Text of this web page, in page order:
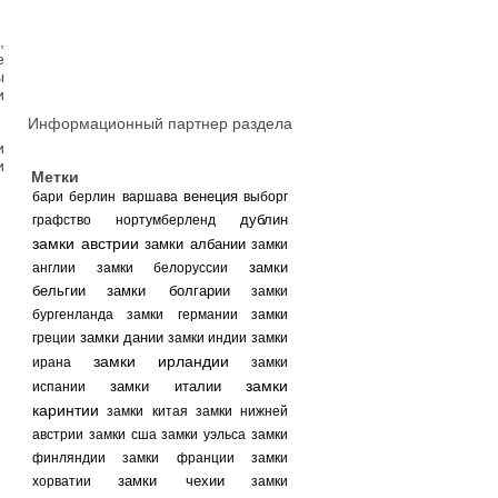
Информационный партнер раздела
Метки
бари берлин варшава венеция выборг
графство нортумберленд
дублин
замки австрии замки албании замки
англии
замки белоруссии
замки
бельгии
замки болгарии
замки
бургенланда
замки германии
замки
греции замки дании замки индии замки
ирана
замки ирландии
замки
испании
замки италии
замки
каринтии замки китая замки нижней
австрии замки сша замки уэльса замки
финляндии
замки франции
замки
хорватии
замки чехии замки